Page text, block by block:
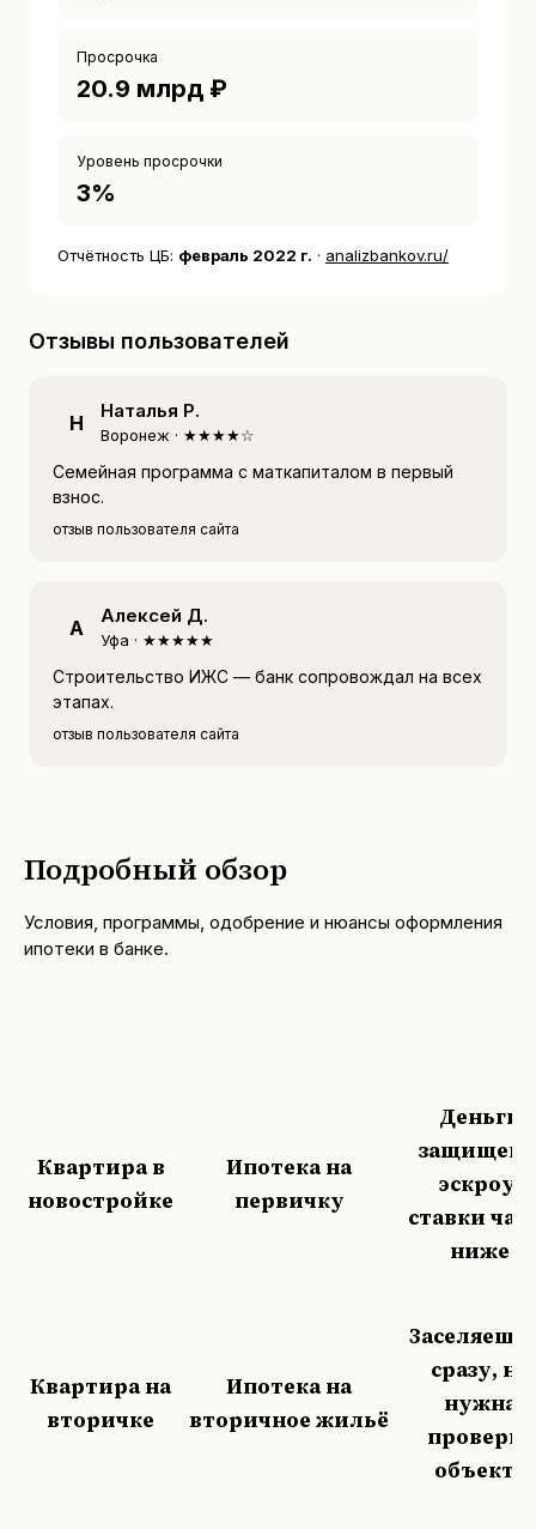
Просрочка
20.9 млрд ₽
Уровень просрочки
3%
Отчётность ЦБ: февраль 2022 г. · analizbankov.ru/
Отзывы пользователей
Н Наталья Р.
Воронеж · ★★★★☆
Семейная программа с маткапиталом в первый
взнос.
отзыв пользователя сайта
А Алексей Д.
Уфа · ★★★★★
Строительство ИЖС — банк сопровождал на всех
этапах.
отзыв пользователя сайта
Подробный обзор
Условия, программы, одобрение и нюансы оформления
ипотеки в банке.
Квартира в
новостройке
Ипотека на
первичку
Деньги
эскроу,
ставки
ниже
Квартира на
вторичке
Ипотека на
вторичное жильё
сразу, но
нужна
проверка
объекта